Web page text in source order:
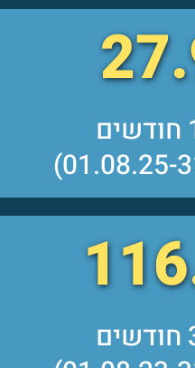
תשואת הקרן ב-12 חודשים
תשואת הקרן ב-36 חודשים